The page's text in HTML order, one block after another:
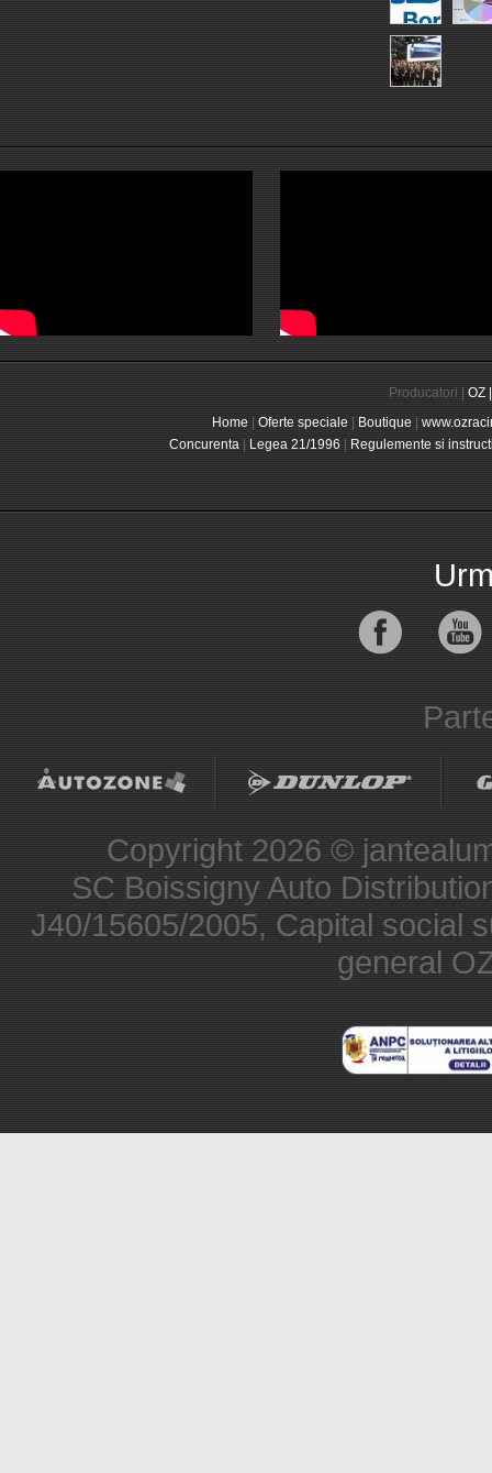
Producatori | OZ |
Home| Oferte speciale| Boutique|
Concurenta | Legea 21/1996 | Regulemente si
Copyright 2026 ©
SC Boissigny Auto
J40/15605/2005, Capital social
general